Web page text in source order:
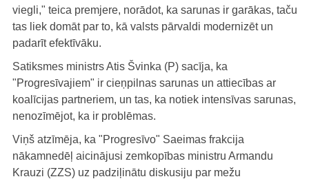
viegli," teica premjere, norādot, ka sarunas ir garākas, taču
tas liek domāt par to, kā valsts pārvaldi modernizēt un
padarīt efektīvāku.
Satiksmes ministrs Atis Švinka (P) sacīja, ka
"Progresīvajiem" ir cieņpilnas sarunas un attiecības ar
koalīcijas partneriem, un tas, ka notiek intensīvas sarunas,
nenozīmējot, ka ir problēmas.
Viņš atzīmēja, ka "Progresīvo" Saeimas frakcija
nākamnedēļ aicinājusi zemkopības ministru Armandu
Krauzi (ZZS) uz padziļinātu diskusiju par mežu